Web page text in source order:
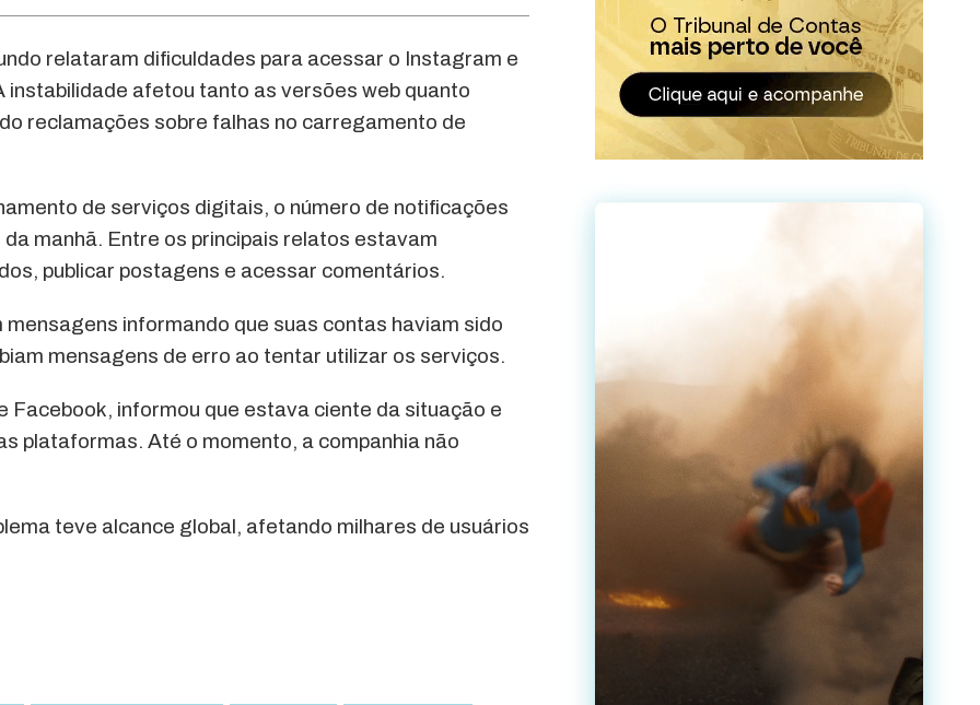
relataram dificuldades para acessar o Instagram e
afetou tanto as versões web quanto
reclamações sobre falhas no carregamento de
de serviços digitais, o número de notificações
manhã. Entre os principais relatos estavam
publicar postagens e acessar comentários.
informando que suas contas haviam sido
mensagens de erro ao tentar utilizar os serviços.
informou que estava ciente da situação e
plataformas. Até o momento, a companhia não
teve alcance global, afetando milhares de usuários